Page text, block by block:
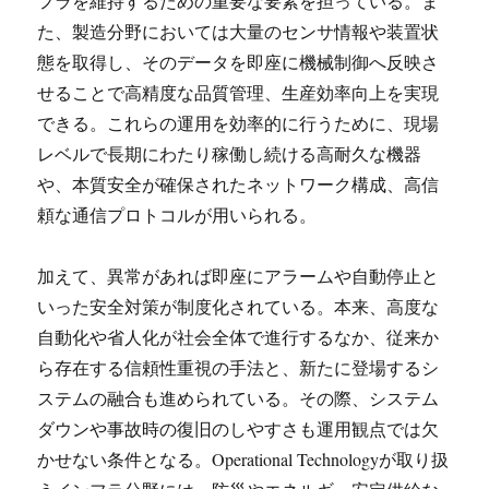
た、製造分野においては大量のセンサ情報や装置状
態を取得し、そのデータを即座に機械制御へ反映さ
せることで高精度な品質管理、生産効率向上を実現
できる。これらの運用を効率的に行うために、現場
レベルで長期にわたり稼働し続ける高耐久な機器
や、本質安全が確保されたネットワーク構成、高信
頼な通信プロトコルが用いられる。
加えて、異常があれば即座にアラームや自動停止と
いった安全対策が制度化されている。本来、高度な
自動化や省人化が社会全体で進行するなか、従来か
ら存在する信頼性重視の手法と、新たに登場するシ
ステムの融合も進められている。その際、システム
ダウンや事故時の復旧のしやすさも運用観点では欠
かせない条件となる。Operational Technologyが取り扱